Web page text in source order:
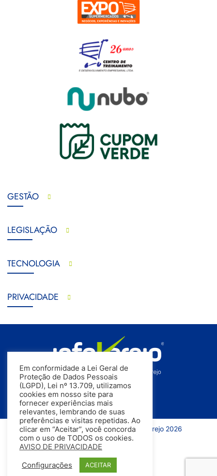
GESTÃO
LEGISLAÇÃO
TECNOLOGIA
PRIVACIDADE
Todos os direitos reservados | InfoVarejo 2026
Em conformidade a Lei Geral de
Proteção de Dados Pessoais
(LGPD), Lei nº 13.709, utilizamos
cookies em nosso site para
fornecer experiências mais
relevantes, lembrando de suas
preferências e visitas repetidas. Ao
clicar em “Aceitar”, você concorda
com o uso de TODOS os cookies.
AVISO DE PRIVACIDADE
Configurações ACEITAR